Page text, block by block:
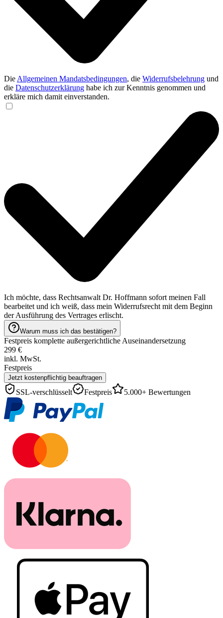
Die Allgemeinen Mandatsbedingungen, die Widerrufsbelehrung und
die Datenschutzerklärung habe ich zur Kenntnis genommen und
erkläre mich damit einverstanden.
Ich möchte, dass Rechtsanwalt Dr. Hoffmann sofort meinen Fall
bearbeitet und ich weiß, dass mein Widerrufsrecht mit dem Beginn
der Ausführung des Vertrages erlischt.
Warum muss ich das bestätigen?
Festpreis komplette außergerichtliche Auseinandersetzung
299 €
inkl. MwSt.
Festpreis
Jetzt kostenpflichtig beauftragen
SSL-verschlüsselt Festpreis 5.000+ Bewertungen